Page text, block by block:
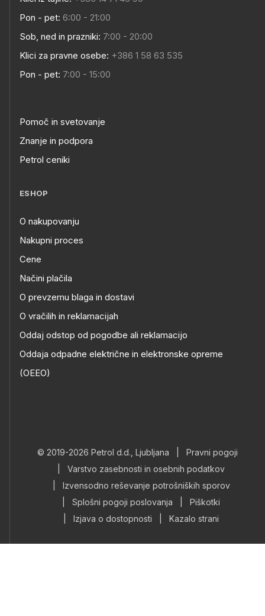
Pon - pet: 6:00 - 21:00
Sob, ned in prazniki: 7:00 - 20:00
Klici za pravne osebe: +386 1 58 63 535
Pon - pet: 7:00 - 15:00
Pomoč in svetovanje
Znanje in podpora
Petrol ceniki
ESHOP
O nakupovanju
Nakupni proces
Cene
Načini plačila
O prevzemu blaga in dostavi
O vračilih in reklamacijah
Oddaj odstop od pogodbe ali reklamacijo
Oddaja odpadne električne in elektronske opreme
(OEEO)
© 2019-2026 Petrol d.d., Ljubljana
Pravni pogoji
Varstvo zasebnosti in osebnih podatkov
Izvensodno reševanje potrošniških sporov
Splošni pogoji poslovanja
Piškotki
Izjava o dostopnosti Kazalo strani